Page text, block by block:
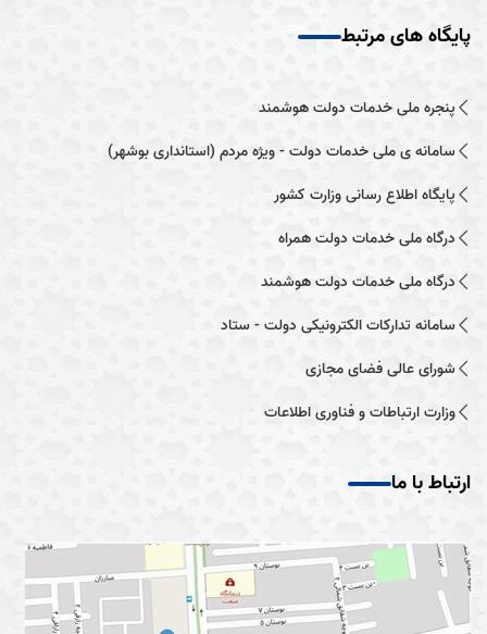
پایگاه های مرتبط
پنجره ملی خدمات دولت هوشمند
سامانه ی ملی خدمات دولت - ویژه مردم (استانداری بوشهر)
پایگاه اطلاع رسانی وزارت کشور
درگاه ملی خدمات دولت همراه
درگاه ملی خدمات دولت هوشمند
سامانه تدارکات الکترونیکی دولت - ستاد
شورای عالی فضای مجازی
وزارت ارتباطات و فناوری اطلاعات
ارتباط با ما